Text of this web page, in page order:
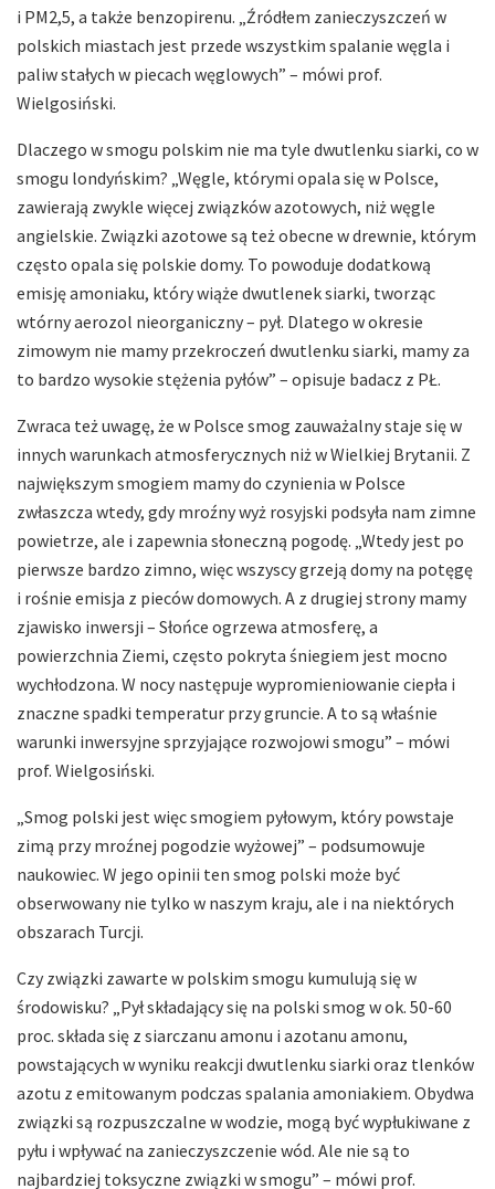
i PM2,5, a także benzopirenu. „Źródłem zanieczyszczeń w
polskich miastach jest przede wszystkim spalanie węgla i
paliw stałych w piecach węglowych” – mówi prof.
Wielgosiński.
Dlaczego w smogu polskim nie ma tyle dwutlenku siarki, co w
smogu londyńskim? „Węgle, którymi opala się w Polsce,
zawierają zwykle więcej związków azotowych, niż węgle
angielskie. Związki azotowe są też obecne w drewnie, którym
często opala się polskie domy. To powoduje dodatkową
emisję amoniaku, który wiąże dwutlenek siarki, tworząc
wtórny aerozol nieorganiczny – pył. Dlatego w okresie
zimowym nie mamy przekroczeń dwutlenku siarki, mamy za
to bardzo wysokie stężenia pyłów” – opisuje badacz z PŁ.
Zwraca też uwagę, że w Polsce smog zauważalny staje się w
innych warunkach atmosferycznych niż w Wielkiej Brytanii. Z
największym smogiem mamy do czynienia w Polsce
zwłaszcza wtedy, gdy mroźny wyż rosyjski podsyła nam zimne
powietrze, ale i zapewnia słoneczną pogodę. „Wtedy jest po
pierwsze bardzo zimno, więc wszyscy grzeją domy na potęgę
i rośnie emisja z pieców domowych. A z drugiej strony mamy
zjawisko inwersji – Słońce ogrzewa atmosferę, a
powierzchnia Ziemi, często pokryta śniegiem jest mocno
wychłodzona. W nocy następuje wypromieniowanie ciepła i
znaczne spadki temperatur przy gruncie. A to są właśnie
warunki inwersyjne sprzyjające rozwojowi smogu” – mówi
prof. Wielgosiński.
„Smog polski jest więc smogiem pyłowym, który powstaje
zimą przy mroźnej pogodzie wyżowej” – podsumowuje
naukowiec. W jego opinii ten smog polski może być
obserwowany nie tylko w naszym kraju, ale i na niektórych
obszarach Turcji.
Czy związki zawarte w polskim smogu kumulują się w
środowisku? „Pył składający się na polski smog w ok. 50-60
proc. składa się z siarczanu amonu i azotanu amonu,
powstających w wyniku reakcji dwutlenku siarki oraz tlenków
azotu z emitowanym podczas spalania amoniakiem. Obydwa
związki są rozpuszczalne w wodzie, mogą być wypłukiwane z
pyłu i wpływać na zanieczyszczenie wód. Ale nie są to
najbardziej toksyczne związki w smogu” – mówi prof.